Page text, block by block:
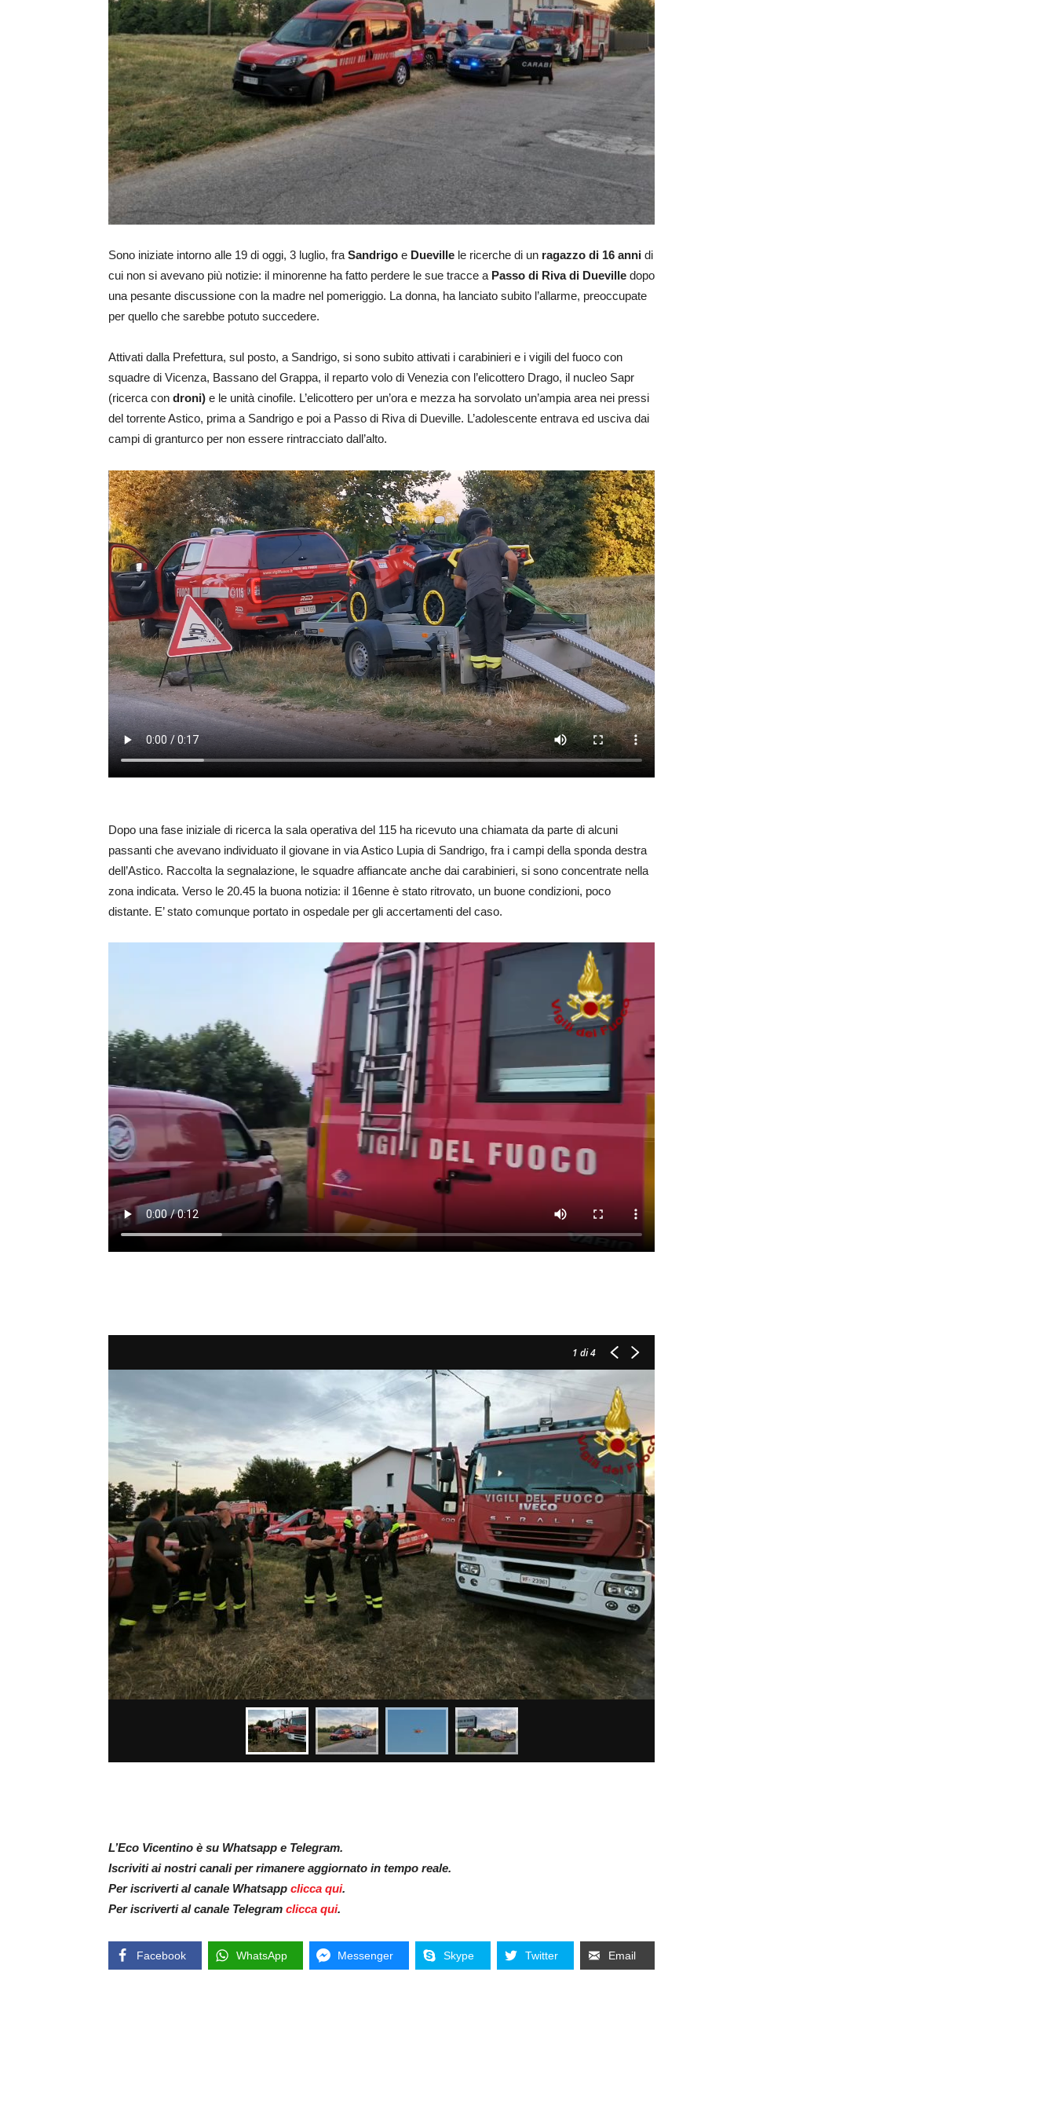
Sono iniziate intorno alle 19 di oggi, 3 luglio, fra Sandrigo e Dueville le ricerche di un ragazzo di 16 anni di
cui non si avevano più notizie: il minorenne ha fatto perdere le sue tracce a Passo di Riva di Dueville dopo
una pesante discussione con la madre nel pomeriggio. La donna, ha lanciato subito l’allarme, preoccupate
per quello che sarebbe potuto succedere.
Attivati dalla Prefettura, sul posto, a Sandrigo, si sono subito attivati i carabinieri e i vigili del fuoco con
squadre di Vicenza, Bassano del Grappa, il reparto volo di Venezia con l’elicottero Drago, il nucleo Sapr
(ricerca con droni) e le unità cinofile. L’elicottero per un’ora e mezza ha sorvolato un’ampia area nei pressi
del torrente Astico, prima a Sandrigo e poi a Passo di Riva di Dueville. L’adolescente entrava ed usciva dai
campi di granturco per non essere rintracciato dall’alto.
Dopo una fase iniziale di ricerca la sala operativa del 115 ha ricevuto una chiamata da parte di alcuni
passanti che avevano individuato il giovane in via Astico Lupia di Sandrigo, fra i campi della sponda destra
dell’Astico. Raccolta la segnalazione, le squadre affiancate anche dai carabinieri, si sono concentrate nella
zona indicata. Verso le 20.45 la buona notizia: il 16enne è stato ritrovato, un buone condizioni, poco
distante. E’ stato comunque portato in ospedale per gli accertamenti del caso.
1 di 4
L’Eco Vicentino è su Whatsapp e Telegram.
Iscriviti ai nostri canali per rimanere aggiornato in tempo reale.
Per iscriverti al canale Whatsapp clicca qui.
Per iscriverti al canale Telegram clicca qui.
Facebook WhatsApp Messenger Skype Twitter Email